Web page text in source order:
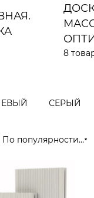
8
СЕРЫЙ
По популярности